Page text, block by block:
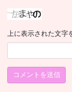
上に表示された文字